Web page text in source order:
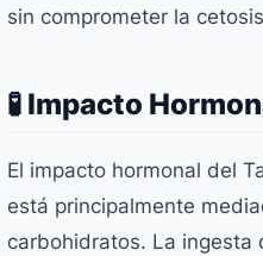
sin comprometer la
🧪 Impacto
El impacto hormonal del
está principalmente
carbohidratos. La ingesta